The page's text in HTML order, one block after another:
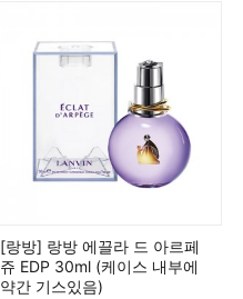
[랑방] 랑방 에끌라 드 아르페
쥬 EDP 30ml (케이스 내부에
약간 기스있음)